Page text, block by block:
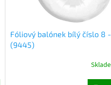
Fóliový balónek bílý číslo 8
(9445)